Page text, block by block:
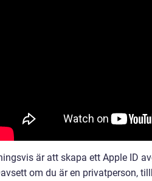
är att skapa ett Apple ID
om du är en privatperson,